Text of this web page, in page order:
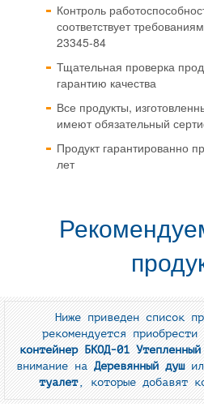
Контроль
соответствует
23345-84
Тщательная проверка
гарантию качества
Все продукты,
имеют обязательный
Продукт гарантированно
лет
Ниже приведен список
рекомендуется
контейнер БКОД-01
внимание наДеревянный душ
туалет, которые добавят